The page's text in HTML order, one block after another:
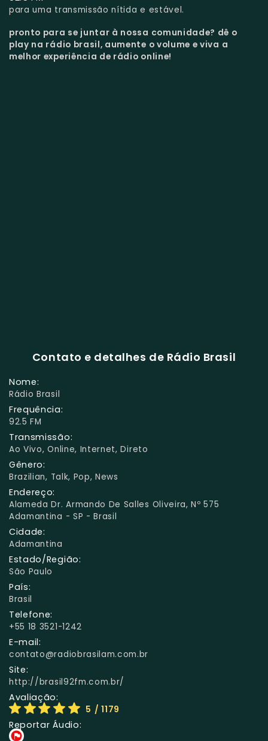
para uma transmissão nítida e estável.
pronto para se juntar à nossa comunidade? dê o
play na rádio brasil, aumente o volume e viva a
melhor experiência de rádio online!
Contato e detalhes de Rádio Brasil
Nome:
Rádio Brasil
Frequência:
92.5 FM
Transmissão:
Ao Vivo, Online, Internet, Direto
Gênero:
Brazilian, Talk, Pop, News
Endereço:
Alameda Dr. Armando De Salles Oliveira, Nº 575
Adamantina - SP - Brasil
Cidade:
Adamantina
Estado/Região:
São Paulo
País:
Brasil
Telefone:
+55 18 3521-1242
E-mail:
contato@radiobrasilam.com.br
Site:
http://brasil92fm.com.br/
Avaliação:
5 / 1179
Reportar Áudio: